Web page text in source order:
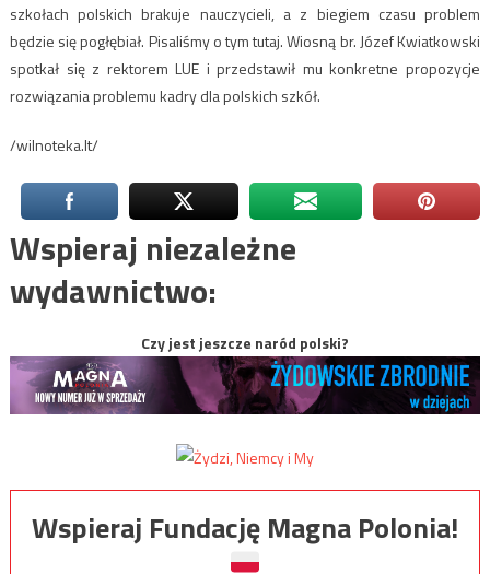
szkołach polskich brakuje nauczycieli, a z biegiem czasu problem
będzie się pogłębiał. Pisaliśmy o tym tutaj. Wiosną br. Józef Kwiatkowski
spotkał się z rektorem LUE i przedstawił mu konkretne propozycje
rozwiązania problemu kadry dla polskich szkół.
/wilnoteka.lt/
Wspieraj niezależne
wydawnictwo:
Czy jest jeszcze naród polski?
Wspieraj Fundację Magna Polonia!